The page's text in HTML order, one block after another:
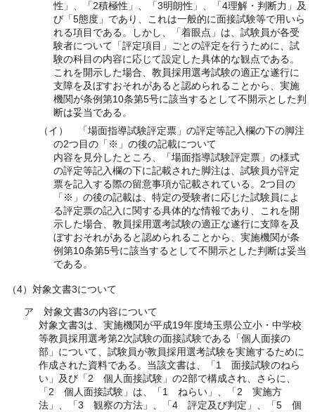
性」、「2積極性」、「3明朗性」、「4理解・判断力」及
び「5態度」であり、これは一般的に面接試験等で用いら
れる項目である。しかし、「着眼点」は、試験員が各受
験者について「評定項目」ごとの評定を行うために、試
験の科目の内容に応じて設定した具体的な観点である。
これを開示した場合、教員採用選考試験の適正な遂行に
支障を及ぼすおそれがあると認められることから、実施
機関が条例第10条第5号に該当するとして不開示とした判
断は妥当である。
（イ） 「場面指導試験評定票」の評定等記入欄の下の脚注
の2つ目の「※」の後の記載について
内容を見分したところ、「場面指導試験評定票」の様式
の評定等記入欄の下に記載された脚注は、試験員が評定
票を記入する際の留意事項が記載されている。2つ目の
「※」の後の記載は、特定の受験者に応じた試験員によ
る評定票の記入に関する具体的な情報であり、これを開
示した場合、教員採用選考試験の適正な遂行に支障を及
ぼすおそれがあると認められることから、実施機関が条
例第10条第5号に該当するとして不開示とした判断は妥当
である。
（4）対象文書3について
ア 対象文書3の内容について
対象文書3は、実施機関が平成19年度埼玉県公立小・中学校
等教員採用選考第2次試験の面接試験である「個人面接の
部」について、試験員が教員採用選考試験を実施するために
作成された資料である。当該文書は、「1 面接試験のねら
い」及び「2 個人面接試験」の2部で構成され、さらに、
「2 個人面接試験」は、「1 ねらい」、「2 実施方
法」、「3 観察の方法」、「4 評定及び判定」、「5 個